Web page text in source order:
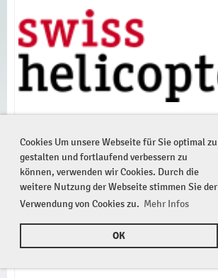
Cookies Um unsere Webseite für Sie optimal zu
gestalten und fortlaufend verbessern zu
können, verwenden wir Cookies. Durch die
weitere Nutzung der Webseite stimmen Sie der
Verwendung von Cookies zu. Mehr Infos
OK